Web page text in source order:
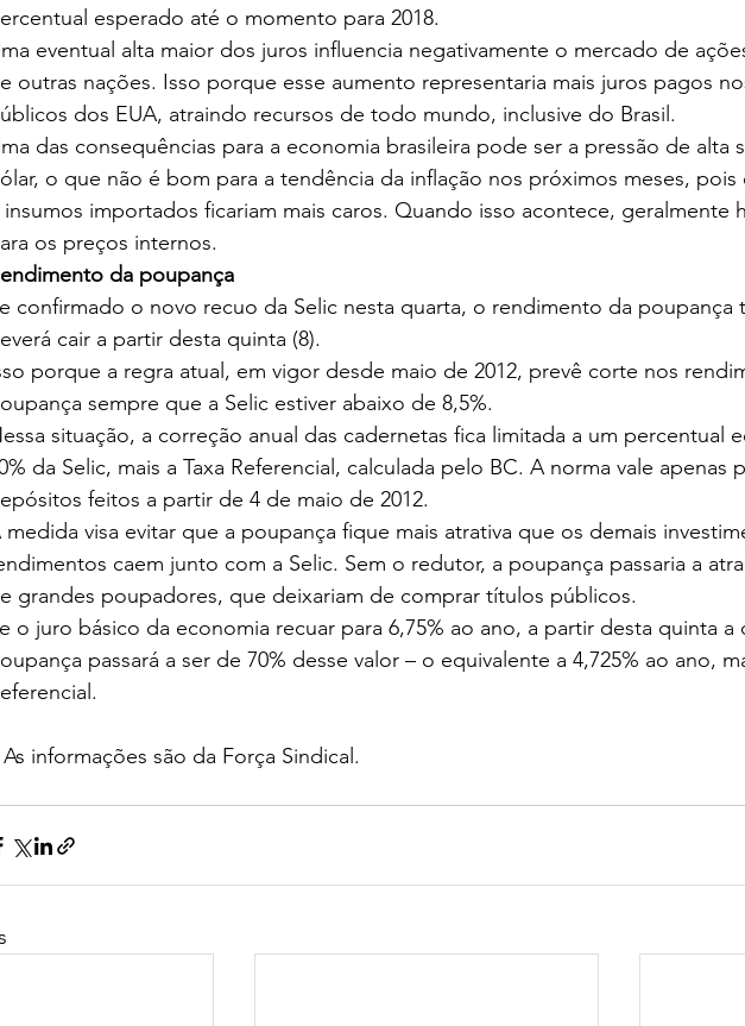
esperado até o momento para 2018.
eventual alta maior dos juros influencia negativamente o mercado de
outras nações. Isso porque esse aumento representaria mais juros pagos
dos EUA, atraindo recursos de todo mundo, inclusive do Brasil.
das consequências para a economia brasileira pode ser a pressão de alta
o que não é bom para a tendência da inflação nos próximos meses,
insumos importados ficariam mais caros. Quando isso acontece, geralmente
os preços internos.
da poupança
confirmado o novo recuo da Selic nesta quarta, o rendimento da poupança
cair a partir desta quinta (8).
porque a regra atual, em vigor desde maio de 2012, prevê corte nos
sempre que a Selic estiver abaixo de 8,5%.
situação, a correção anual das cadernetas fica limitada a um percentual
da Selic, mais a Taxa Referencial, calculada pelo BC. A norma vale apenas
feitos a partir de 4 de maio de 2012.
medida visa evitar que a poupança fique mais atrativa que os demais
caem junto com a Selic. Sem o redutor, a poupança passaria a
grandes poupadores, que deixariam de comprar títulos públicos.
o juro básico da economia recuar para 6,75% ao ano, a partir desta quinta a
passará a ser de 70% desse valor – o equivalente a 4,725% ao ano,
As informações são da Força Sindical.